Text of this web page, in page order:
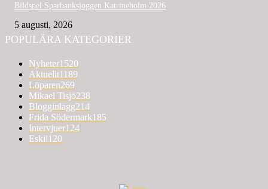
Bildspel Sparbanksjoggen Katrineholm 2026
5 augusti, 2026
POPULÄRA KATEGORIER
Nyheter1520
Aktuellt1189
Löparen269
Mikael Tisjö238
Blogginlägg214
Frida Södermark185
Intervjuer124
Eskil120